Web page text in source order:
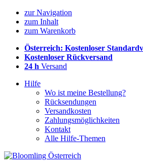
zur Navigation
zum Inhalt
zum Warenkorb
Österreich: Kostenloser
Kostenloser Rückversand
24 h Versand
Hilfe
Wo ist meine Bestellung?
Rücksendungen
Versandkosten
Zahlungsmöglichkeiten
Kontakt
Alle Hilfe-Themen